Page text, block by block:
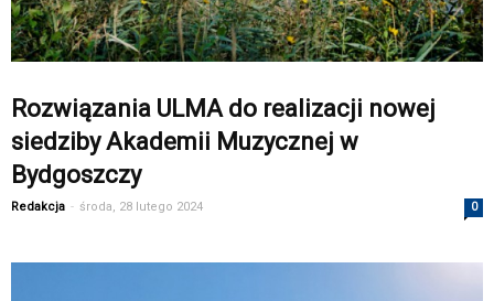
Rozwiązania ULMA do realizacji nowej
siedziby Akademii Muzycznej w
Bydgoszczy
Redakcja - środa, 28 lutego 2024 0